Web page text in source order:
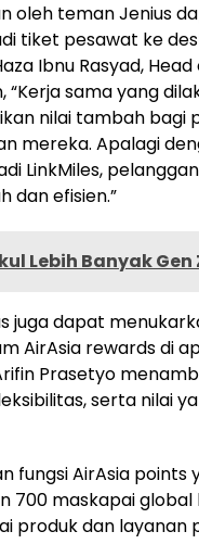
oleh teman Jenius
tiket pesawat ke
Ibnu Rasyad,
“Kerja sama yang
nilai tambah bagi
mereka. Apalagi
LinkMiles,
dan efisien.”
Lebih Banyak
juga dapat
AirAsia rewards di
Prasetyo
serta nilai
fungsi AirAsia
700 maskapai global
produk dan